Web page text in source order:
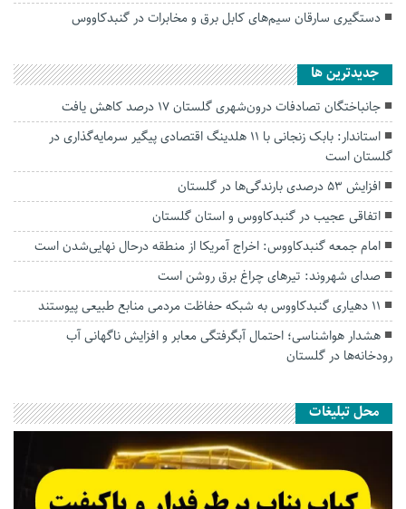
دستگیری سارقان سیم‌های کابل برق و مخابرات در گنبدکاووس
جديدترين ها
جانباختگان تصادفات درون‌شهری گلستان ۱۷ درصد کاهش یافت
استاندار: بابک زنجانی با ۱۱ هلدینگ اقتصادی پیگیر سرمایه‌گذاری در
گلستان است
افزایش ۵۳ درصدی بارندگی‌ها در گلستان
اتفاقی عجیب در‌ گنبدکاووس و استان گلستان
امام جمعه گنبدکاووس: اخراج آمریکا از منطقه درحال نهایی‌شدن است
صدای شهروند: تیرهای چراغ برق روشن است
۱۱ دهیاری گنبدکاووس به شبکه حفاظت مردمی منابع طبیعی پیوستند
هشدار هواشناسی؛ احتمال آبگرفتگی معابر و افزایش ناگهانی آب
رودخانه‌ها در گلستان
محل تبلیغات